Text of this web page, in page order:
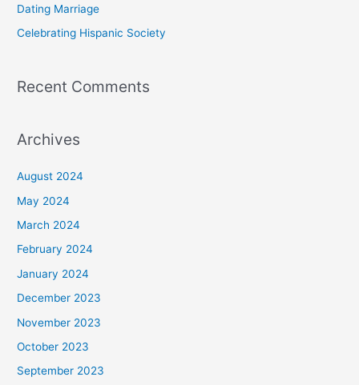
:Dating Marriage
Celebrating Hispanic Society
Recent Comments
Archives
August 2024
May 2024
March 2024
February 2024
January 2024
December 2023
November 2023
October 2023
September 2023